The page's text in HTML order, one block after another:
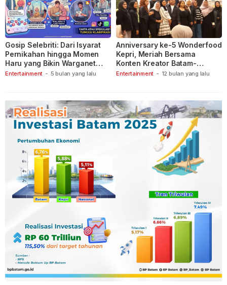
Entertainment - 5 bulan yang lalu
Gosip Selebriti: Dari Isyarat
Pernikahan hingga Momen
Haru yang Bikin Warganet
Berspekulasi
Entertainment - 12 bulan yang lalu
Anniversary ke-5 Wonderfood
Kepri, Meriah Bersama
Konten Kreator Batam-
Tanjungpinang